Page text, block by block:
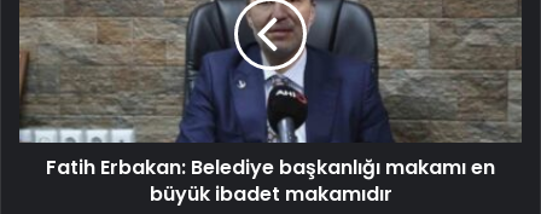
Fatih Erbakan: Belediye başkanlığı makamı en
büyük ibadet makamıdır